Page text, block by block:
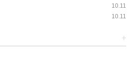
10.11
10.11
+